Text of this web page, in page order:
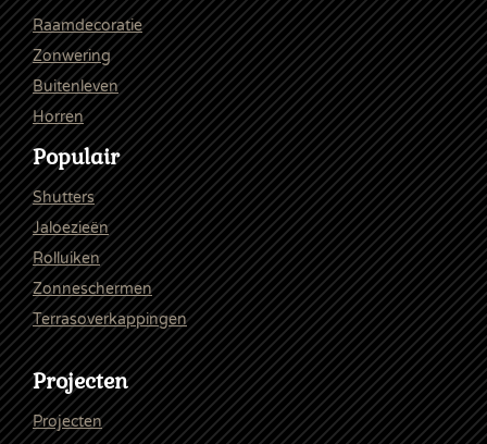
Raamdecoratie
Zonwering
Buitenleven
Horren
Populair
Shutters
Jaloezieën
Rolluiken
Zonneschermen
Terrasoverkappingen
Projecten
Projecten